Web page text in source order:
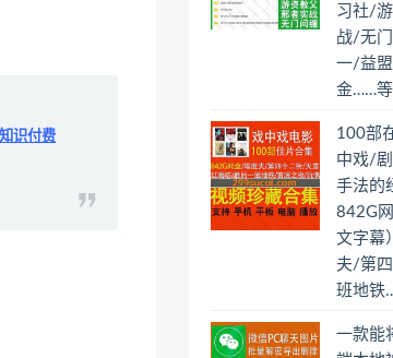
识付费
习社/
战/无
一/益
金……等
100部
中戏/
手法的
842G
文字幕
夫/第
班地铁
一款能